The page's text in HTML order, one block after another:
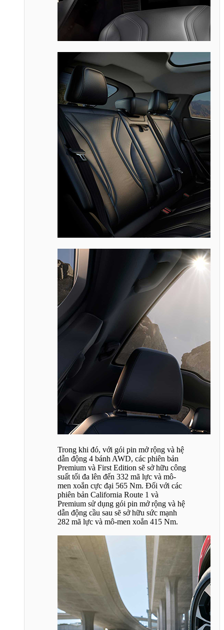
Trong khi đó, với gói pin mở rộng và hệ
dẫn động 4 bánh AWD, các phiên bản
Premium và First Edition sẽ sở hữu công
suất tối đa lên đến 332 mã lực và mô-
men xoắn cực đại 565 Nm. Đối với các
phiên bản California Route 1 và
Premium sử dụng gói pin mở rộng và hệ
dẫn động cầu sau sẽ sở hữu sức mạnh
282 mã lực và mô-men xoắn 415 Nm.